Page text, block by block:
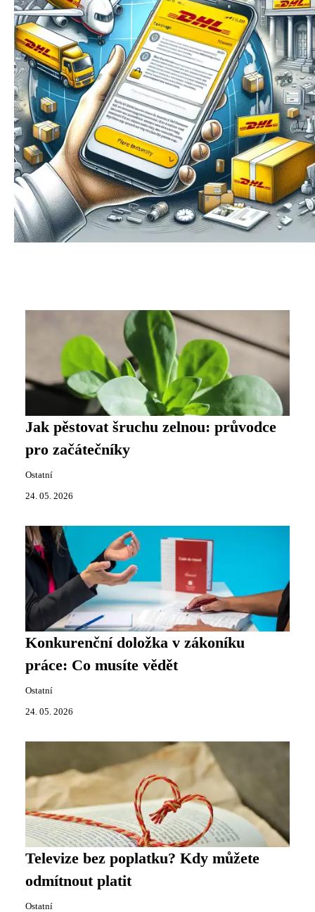
Jak pěstovat šruchu zelnou: průvodce
pro začátečníky
Ostatní
24. 05. 2026
Konkurenční doložka v zákoníku
práce: Co musíte vědět
Ostatní
24. 05. 2026
Televize bez poplatku? Kdy můžete
odmítnout platit
Ostatní